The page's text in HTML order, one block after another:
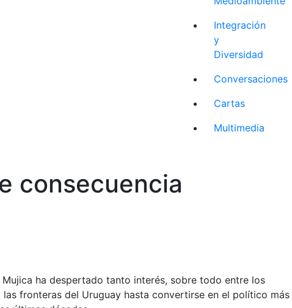
Integración
y
Diversidad
Conversaciones
Cartas
Multimedia
consecuencia
ha despertado tanto interés, sobre todo entre los
fronteras del Uruguay hasta convertirse en el político más